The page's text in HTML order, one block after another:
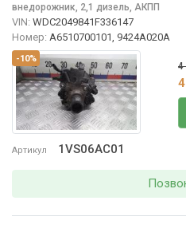
-10%
Артикул 1VS06AC01
внедорожник, 2,1 дизель, АКПП
VIN: WDC2049841F336147
Номер: A6510700101, 9424A020A
4